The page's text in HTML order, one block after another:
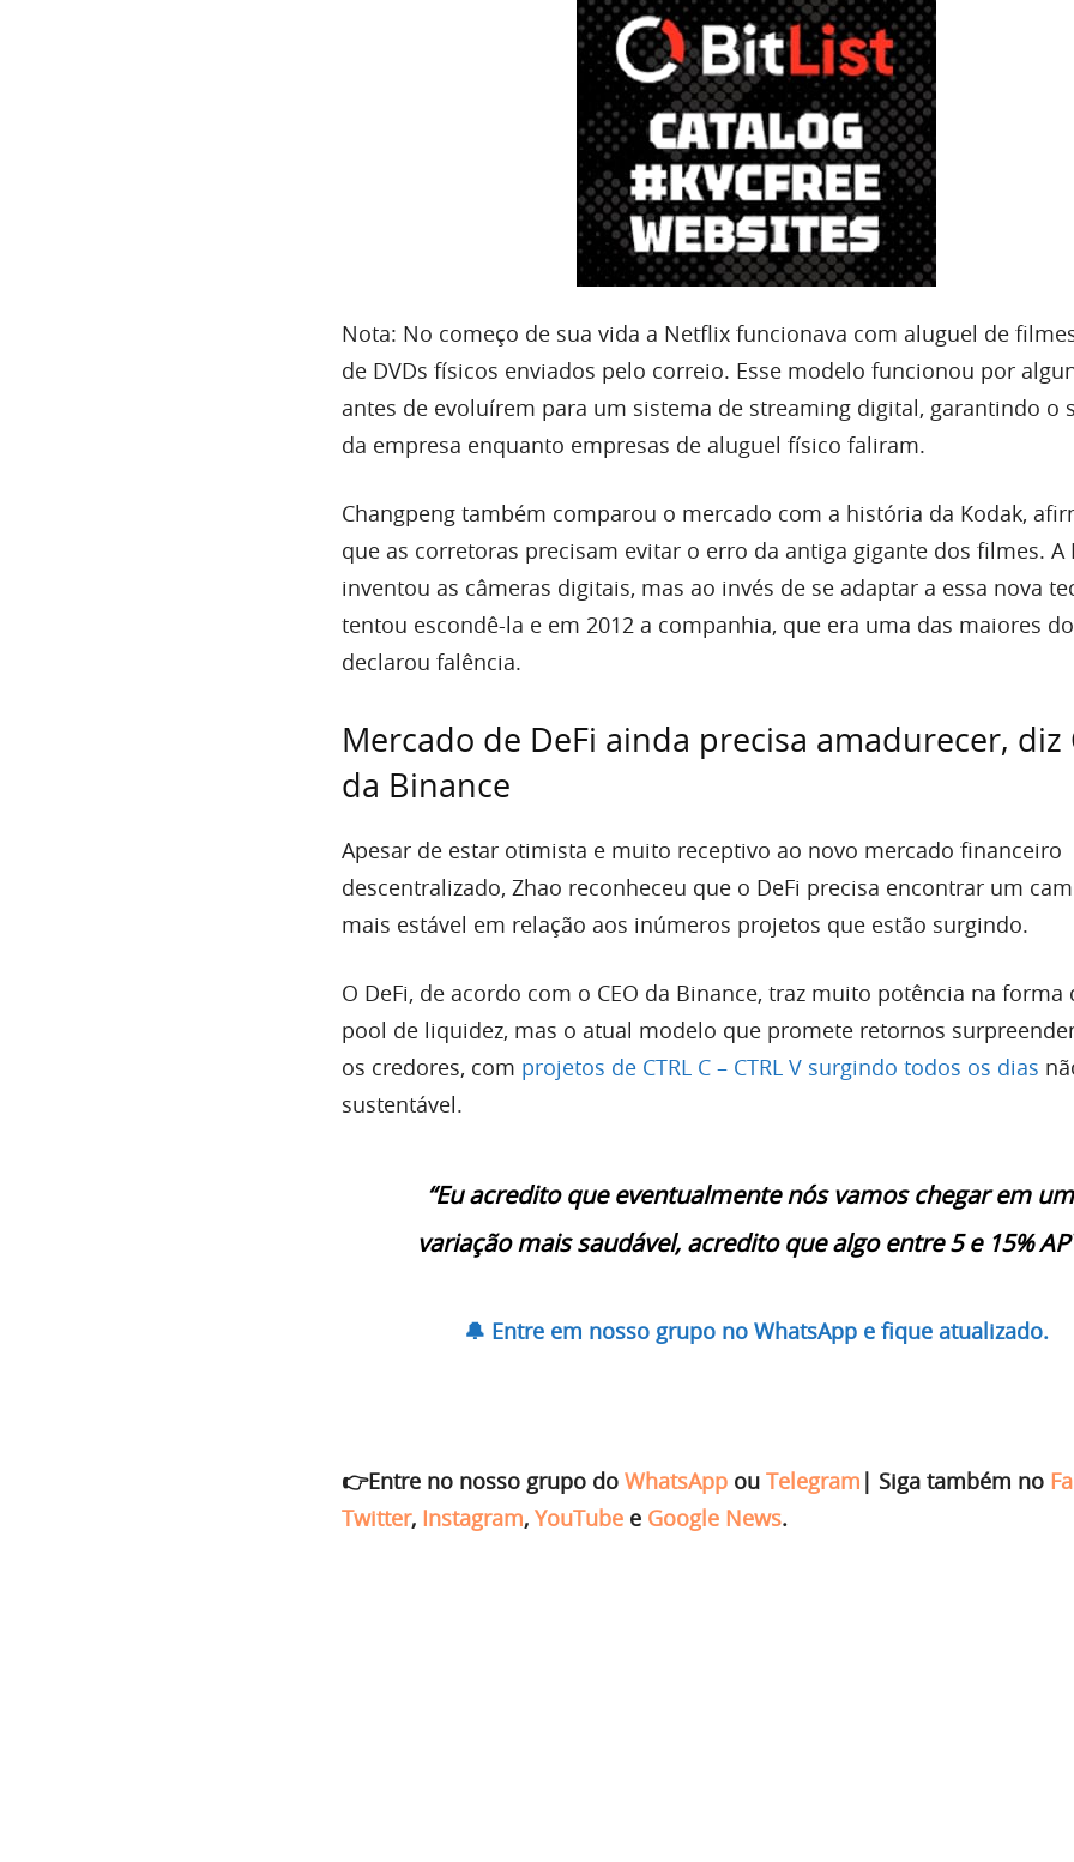
Nota: No começo de sua vida a Netflix funcionava com aluguel de
de DVDs físicos enviados pelo correio. Esse modelo funcionou por
antes de evoluírem para um sistema de streaming digital, garantindo o
da empresa enquanto empresas de aluguel físico faliram.
Changpeng também comparou o mercado com a história da Kodak,
que as corretoras precisam evitar o erro da antiga gigante dos filmes. A
inventou as câmeras digitais, mas ao invés de se adaptar a essa nova
tentou escondê-la e em 2012 a companhia, que era uma das maiores
declarou falência.
Mercado de DeFi ainda precisa amadurecer, diz
da Binance
Apesar de estar otimista e muito receptivo ao novo mercado financeiro
descentralizado, Zhao reconheceu que o DeFi precisa encontrar um
mais estável em relação aos inúmeros projetos que estão surgindo.
O DeFi, de acordo com o CEO da Binance, traz muito potência na forma
pool de liquidez, mas o atual modelo que promete retornos
os credores, com projetos de CTRL C – CTRL V surgindo todos os dias
sustentável.
“Eu acredito que eventualmente nós vamos chegar em
variação mais saudável, acredito que algo entre 5 e 15%
🔔 Entre em nosso grupo no WhatsApp e fique atualizado.
👉Entre no nosso grupo do WhatsApp ou Telegram | Siga também no
Twitter, Instagram, YouTube e Google News.